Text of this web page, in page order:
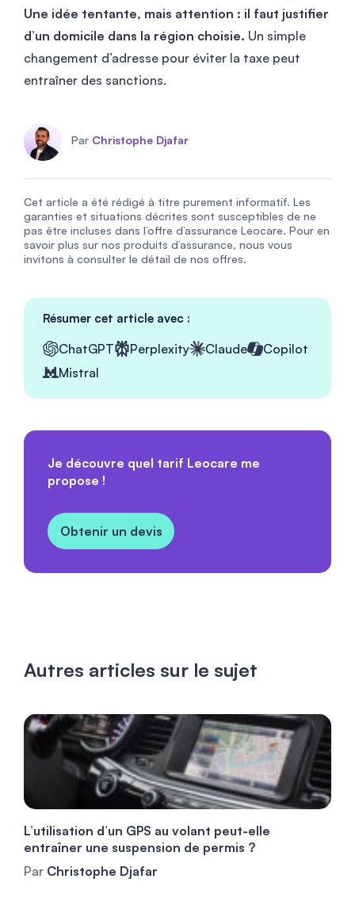
Une idée tentante, mais attention : il faut justifier
d’un domicile dans la région choisie. Un simple
changement d’adresse pour éviter la taxe peut
entraîner des sanctions.
Par Christophe Djafar
Cet article a été rédigé à titre purement informatif. Les
garanties et situations décrites sont susceptibles de ne
pas être incluses dans l’offre d’assurance Leocare. Pour en
savoir plus sur nos produits d’assurance, nous vous
invitons à consulter le détail de nos offres.
Résumer cet article avec :
ChatGPT Perplexity Claude
Copilot
Mistral
Je découvre quel tarif Leocare me
propose !
Obtenir un devis
Autres articles sur le sujet
L’utilisation d’un GPS au volant peut-elle
entraîner une suspension de permis ?
Par Christophe Djafar